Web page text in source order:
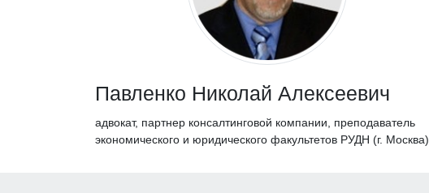
Павленко Николай Алексеевич
адвокат, партнер консалтинговой компании, преподаватель
экономического и юридического факультетов РУДН (г. Москва)